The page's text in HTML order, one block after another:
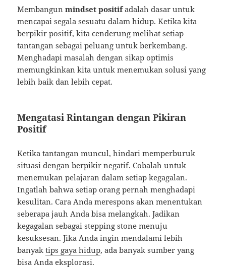
Membangunmindset positifadalah dasar untuk
mencapai segala sesuatu dalam hidup. Ketika kita
berpikir positif, kita cenderung melihat setiap
tantangan sebagai peluang untuk berkembang.
Menghadapi masalah dengan sikap optimis
memungkinkan kita untuk menemukan solusi yang
lebih baik dan lebih cepat.
Mengatasi Rintangan dengan Pikiran
Positif
Ketika tantangan muncul, hindari memperburuk
situasi dengan berpikir negatif. Cobalah untuk
menemukan pelajaran dalam setiap kegagalan.
Ingatlah bahwa setiap orang pernah menghadapi
kesulitan. Cara Anda merespons akan menentukan
seberapa jauh Anda bisa melangkah. Jadikan
kegagalan sebagai stepping stone menuju
kesuksesan. Jika Anda ingin mendalami lebih
banyaktips gaya hidup, ada banyak sumber yang
bisa Anda eksplorasi.